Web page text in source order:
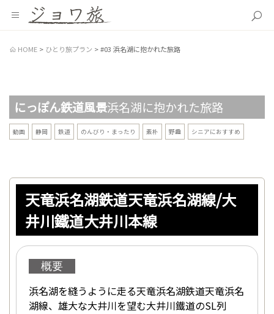
HOME ひとり旅プラン #03 浜名湖に抱かれた旅路
にっぽん鉄道風景浜名湖に抱かれた旅路
動画 静岡 鉄道 のんびり・まったり 素朴 野趣 シニアにおすすめ
天竜浜名湖鉄道天竜浜名湖線/大
井川鐵道大井川本線
概要
浜名湖を縫うように走る天竜浜名湖鉄道天竜浜名
湖線、雄大な大井川を望む大井川鐵道のSL列